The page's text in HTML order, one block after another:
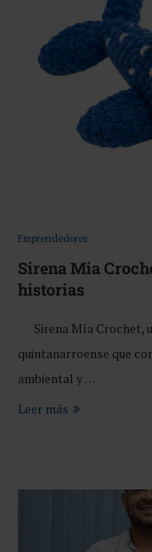
Emprendedores
Sirena Mia
historias
Sirena Mía Crochet,
quintanarroense que
ambiental y …
Leer más